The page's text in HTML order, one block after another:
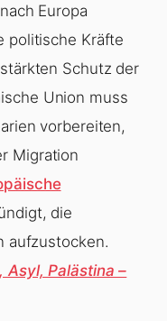
Europa
politische Kräfte
Schutz der
Union muss
vorbereiten,
Migration
die
aufzustocken.
Asyl, Palästina –